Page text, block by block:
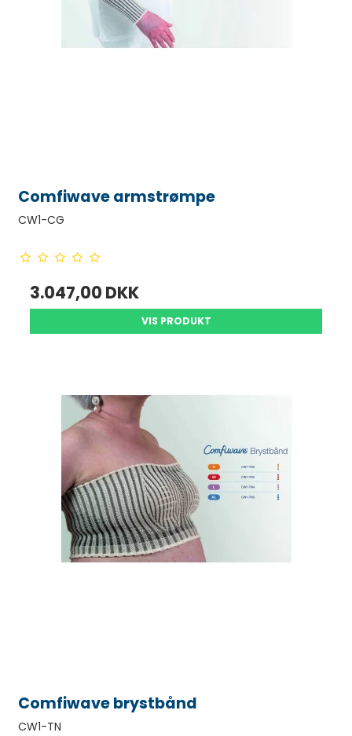
Comfiwave armstrømpe
CW1-CG
3.047,00 DKK
VIS PRODUKT
Comfiwave brystbånd
CW1-TN